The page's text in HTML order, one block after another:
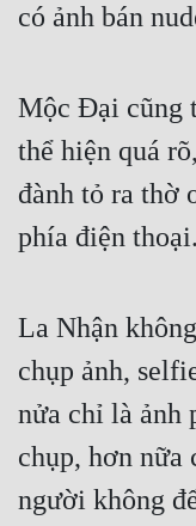
có ảnh bán
Mộc Đại cũng
thể hiện quá
đành tỏ ra thờ
phía điện thoại.
La Nhận
chụp ảnh,
nửa chỉ là ảnh
chụp, hơn nữa
người không